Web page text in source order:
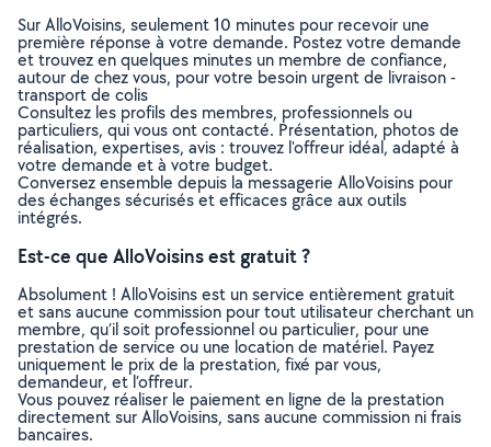
Sur AlloVoisins, seulement 10 minutes pour recevoir une
première réponse à votre demande. Postez votre demande
et trouvez en quelques minutes un membre de confiance,
autour de chez vous, pour votre besoin urgent de livraison -
transport de colis
Consultez les profils des membres, professionnels ou
particuliers, qui vous ont contacté. Présentation, photos de
réalisation, expertises, avis : trouvez l'offreur idéal, adapté à
votre demande et à votre budget.
Conversez ensemble depuis la messagerie AlloVoisins pour
des échanges sécurisés et efficaces grâce aux outils
intégrés.
Est-ce que AlloVoisins est gratuit ?
Absolument ! AlloVoisins est un service entièrement gratuit
et sans aucune commission pour tout utilisateur cherchant un
membre, qu’il soit professionnel ou particulier, pour une
prestation de service ou une location de matériel. Payez
uniquement le prix de la prestation, fixé par vous,
demandeur, et l’offreur.
Vous pouvez réaliser le paiement en ligne de la prestation
directement sur AlloVoisins, sans aucune commission ni frais
bancaires.